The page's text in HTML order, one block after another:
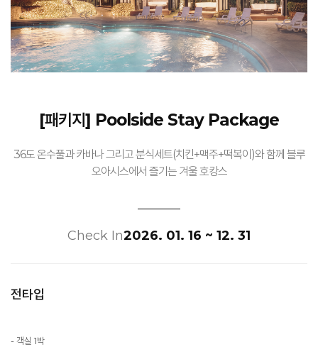
[패키지] Poolside Stay Package
36도 온수풀과 카바나 그리고 분식세트(치킨+맥주+떡복이)와 함께 블루
오아시스에서 즐기는 겨울 호캉스
Check In2026. 01. 16 ~ 12. 31
전타입
- 객실 1박